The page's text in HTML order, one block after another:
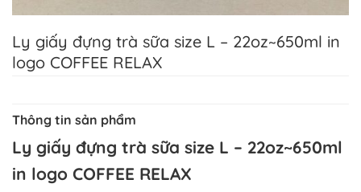
Ly giấy đựng trà sữa size L – 22oz~650ml in
logo COFFEE RELAX
Thông tin sản phẩm
Ly giấy đựng trà sữa size L – 22oz~650ml
in logo COFFEE RELAX